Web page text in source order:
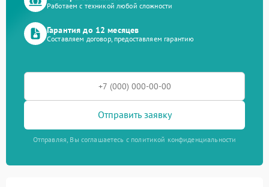
Работаем с техникой любой сложности
Гарантия до 12 месяцев
Составляем договор, предоставляем гарантию
Отправить заявку
Отправляя, Вы соглашаетесь с политикой конфиденциальности